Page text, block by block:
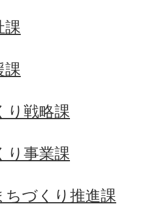
課
課
り戦略課
り事業課
ちづくり推進課